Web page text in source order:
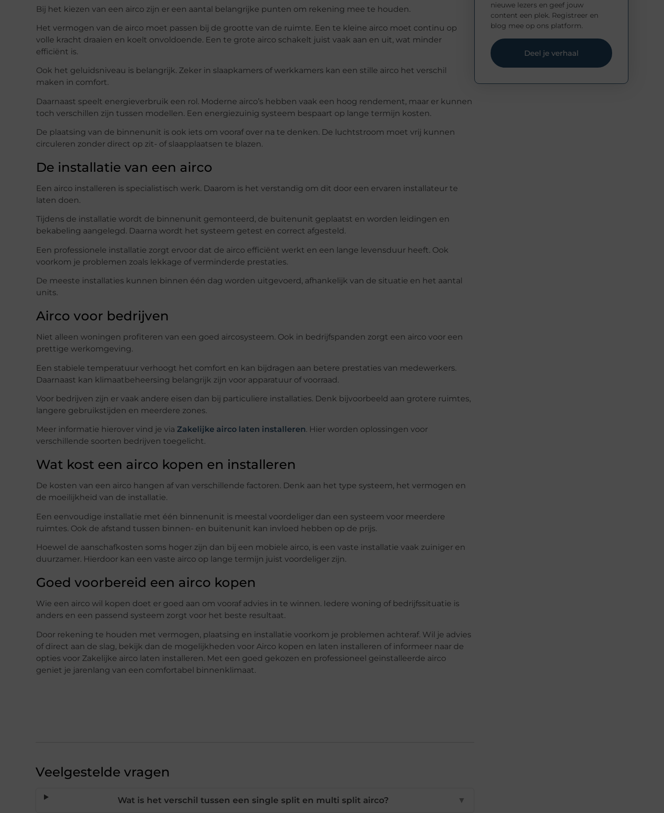
Bij het kiezen van een airco zijn er een aantal belangrijke punten om rekening mee te houden.
Het vermogen van de airco moet passen bij de grootte van de ruimte. Een te kleine airco moet continu op
volle kracht draaien en koelt onvoldoende. Een te grote airco schakelt juist vaak aan en uit, wat minder
efficiënt is.
Ook het geluidsniveau is belangrijk. Zeker in slaapkamers of werkkamers kan een stille airco het verschil
maken in comfort.
Daarnaast speelt energieverbruik een rol. Moderne airco’s hebben vaak een hoog rendement, maar er kunnen
toch verschillen zijn tussen modellen. Een energiezuinig systeem bespaart op lange termijn kosten.
De plaatsing van de binnenunit is ook iets om vooraf over na te denken. De luchtstroom moet vrij kunnen
circuleren zonder direct op zit- of slaapplaatsen te blazen.
De installatie van een airco
Een airco installeren is specialistisch werk. Daarom is het verstandig om dit door een ervaren installateur te
laten doen.
Tijdens de installatie wordt de binnenunit gemonteerd, de buitenunit geplaatst en worden leidingen en
bekabeling aangelegd. Daarna wordt het systeem getest en correct afgesteld.
Een professionele installatie zorgt ervoor dat de airco efficiënt werkt en een lange levensduur heeft. Ook
voorkom je problemen zoals lekkage of verminderde prestaties.
De meeste installaties kunnen binnen één dag worden uitgevoerd, afhankelijk van de situatie en het aantal
units.
Airco voor bedrijven
Niet alleen woningen profiteren van een goed aircosysteem. Ook in bedrijfspanden zorgt een airco voor een
prettige werkomgeving.
Een stabiele temperatuur verhoogt het comfort en kan bijdragen aan betere prestaties van medewerkers.
Daarnaast kan klimaatbeheersing belangrijk zijn voor apparatuur of voorraad.
Voor bedrijven zijn er vaak andere eisen dan bij particuliere installaties. Denk bijvoorbeeld aan grotere ruimtes,
langere gebruikstijden en meerdere zones.
Meer informatie hierover vind je via Zakelijke airco laten installeren. Hier worden oplossingen voor
verschillende soorten bedrijven toegelicht.
Wat kost een airco kopen en installeren
De kosten van een airco hangen af van verschillende factoren. Denk aan het type systeem, het vermogen en
de moeilijkheid van de installatie.
Een eenvoudige installatie met één binnenunit is meestal voordeliger dan een systeem voor meerdere
ruimtes. Ook de afstand tussen binnen- en buitenunit kan invloed hebben op de prijs.
Hoewel de aanschafkosten soms hoger zijn dan bij een mobiele airco, is een vaste installatie vaak zuiniger en
duurzamer. Hierdoor kan een vaste airco op lange termijn juist voordeliger zijn.
Goed voorbereid een airco kopen
Wie een airco wil kopen doet er goed aan om vooraf advies in te winnen. Iedere woning of bedrijfssituatie is
anders en een passend systeem zorgt voor het beste resultaat.
Door rekening te houden met vermogen, plaatsing en installatie voorkom je problemen achteraf. Wil je advies
of direct aan de slag, bekijk dan de mogelijkheden voor Airco kopen en laten installeren of informeer naar de
opties voor Zakelijke airco laten installeren. Met een goed gekozen en professioneel geïnstalleerde airco
geniet je jarenlang van een comfortabel binnenklimaat.
Veelgestelde vragen
Wat is het verschil tussen een single split en multi split airco? ▼
nieuwe lezers en geef jouw
content een plek. Registreer en
blog mee op ons platform.
Deel je verhaal